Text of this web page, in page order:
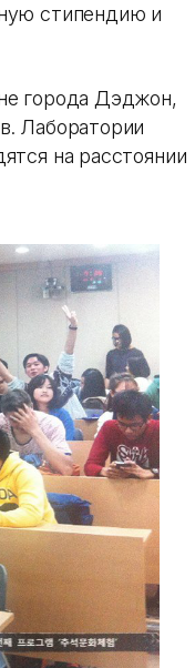
стипендию и
города Дэджон,
Лаборатории
на расстоянии